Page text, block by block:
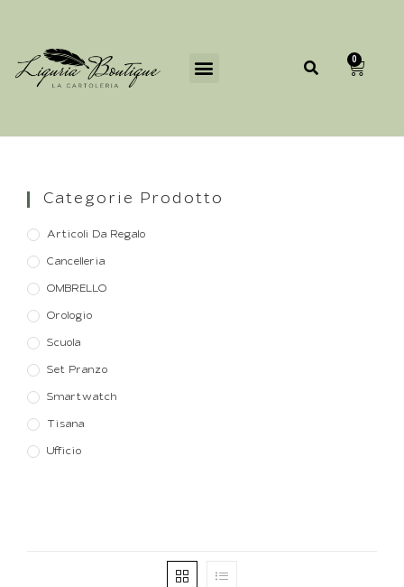
0
Categorie Prodotto
Articoli Da Regalo
Cancelleria
OMBRELLO
Orologio
Scuola
Set Pranzo
Smartwatch
Tisana
Ufficio